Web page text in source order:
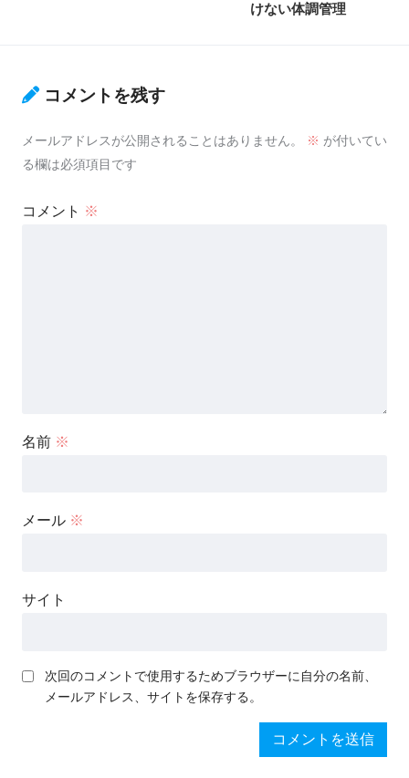
けない体調管理
コメントを残す
メールアドレスが公開されることはありません。 ※ が付いてい
る欄は必須項目です
コメント ※
名前 ※
メール ※
サイト
次回のコメントで使用するためブラウザーに自分の名前、
メールアドレス、サイトを保存する。